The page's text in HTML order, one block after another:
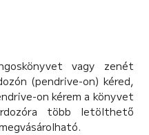
amelynek sárgult
„Szeretett, de őt nem
tettét. Álmodta
vagy zenét
(pendrive-on) kéred,
on kérem a könyvet
több letölthető